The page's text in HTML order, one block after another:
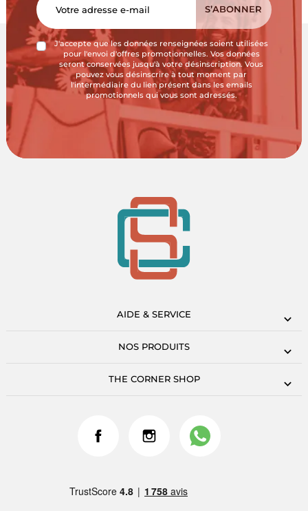
J'accepte que les données renseignées soient utilisées
pour l'envoi d'offres promotionnelles. Vos données
seront conservées jusqu'à votre désinscription. Vous
pouvez vous désinscrire à tout moment par
l'intermédiaire du lien présent dans les emails
promotionnels qui vous sont adressés.
AIDE & SERVICE
NOS PRODUITS
THE CORNER SHOP